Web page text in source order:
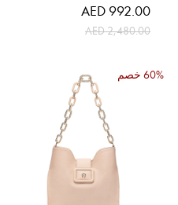
السعر
الخاص
AED 992.00
AED 2,480.00
60% خصم